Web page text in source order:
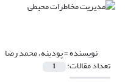
نویسنده =پودینه، محمد رضا
تعداد مقالات: 1